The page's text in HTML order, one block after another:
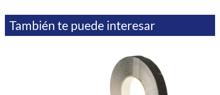
También te puede interesar